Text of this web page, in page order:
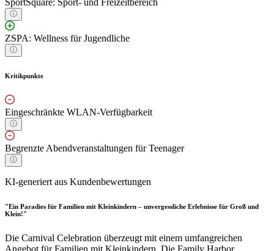
SportSquare: Sport- und Freizeitbereich
ZSPA: Wellness für Jugendliche
Kritikpunkte
Eingeschränkte WLAN-Verfügbarkeit
Begrenzte Abendveranstaltungen für Teenager
KI-generiert aus Kundenbewertungen
"Ein Paradies für Familien mit Kleinkindern – unvergessliche Erlebnisse für Groß und
Klein!"
Die Carnival Celebration überzeugt mit einem umfangreichen